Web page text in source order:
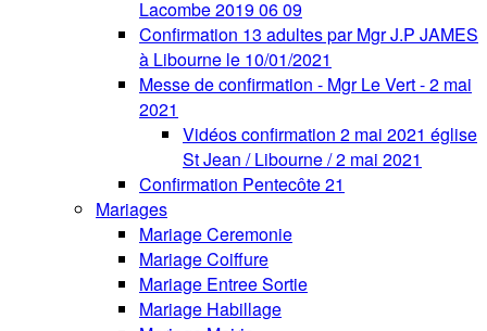
Lacombe 2019 06 09
Confirmation 13 adultes par Mgr J.P JAMES
à Libourne le 10/01/2021
Messe de confirmation - Mgr Le Vert - 2 mai
2021
Vidéos confirmation 2 mai 2021 église
St Jean / Libourne / 2 mai 2021
Confirmation Pentecôte 21
Mariages
Mariage Ceremonie
Mariage Coiffure
Mariage Entree Sortie
Mariage Habillage